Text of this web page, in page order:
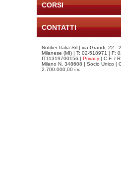
CORSI
CONTATTI
Notifier Italia Srl | via Grandi, 22 -
Milanese (MI) | T: 02-518971 | F:
IT11319700156 | Privacy | C.F. /
Milano N. 348608 | Socio Unico |
2.700.000,00 i.v.